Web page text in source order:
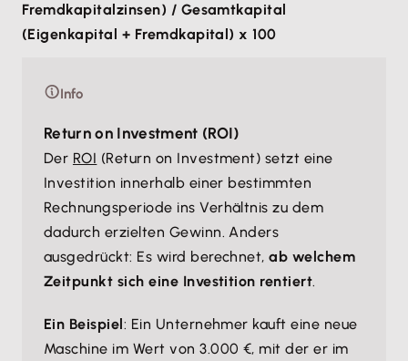
Fremdkapitalzinsen) / Gesamtkapital
(Eigenkapital + Fremdkapital) x 100
Info
Return on Investment (ROI)
Der ROI (Return on Investment) setzt eine
Investition innerhalb einer bestimmten
Rechnungsperiode ins Verhältnis zu dem
dadurch erzielten Gewinn. Anders
ausgedrückt: Es wird berechnet,ab welchem
Zeitpunkt sich eine Investition rentiert.
Ein Beispiel: Ein Unternehmer kauft eine neue
Maschine im Wert von 3.000 €, mit der er im